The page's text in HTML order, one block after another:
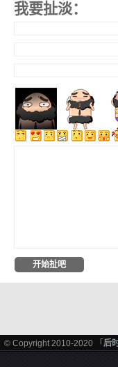
我要扯淡：
© Copyright 2010-2020 「 后